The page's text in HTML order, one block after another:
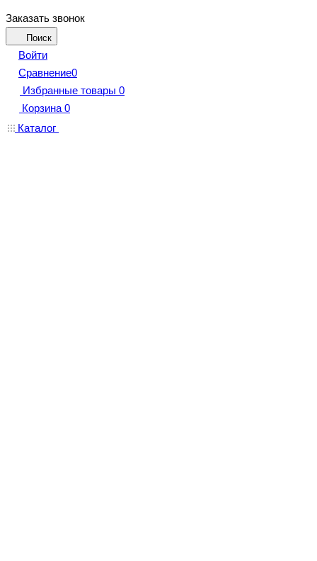
Заказать звонок
Поиск
Войти
Сравнение0
Избранные товары 0
Корзина 0
Каталог